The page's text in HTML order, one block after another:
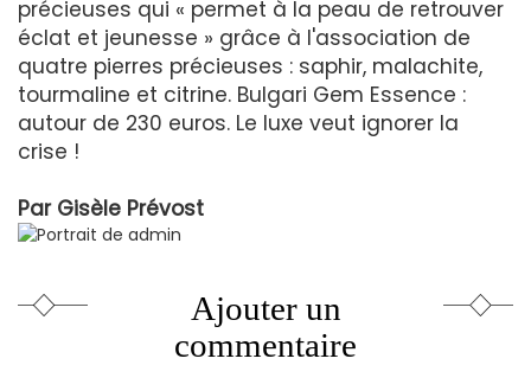
précieuses qui « permet à la peau de retrouver
éclat et jeunesse » grâce à l'association de
quatre pierres précieuses : saphir, malachite,
tourmaline et citrine. Bulgari Gem Essence :
autour de 230 euros. Le luxe veut ignorer la
crise !
Par Gisèle Prévost
Ajouter un
commentaire